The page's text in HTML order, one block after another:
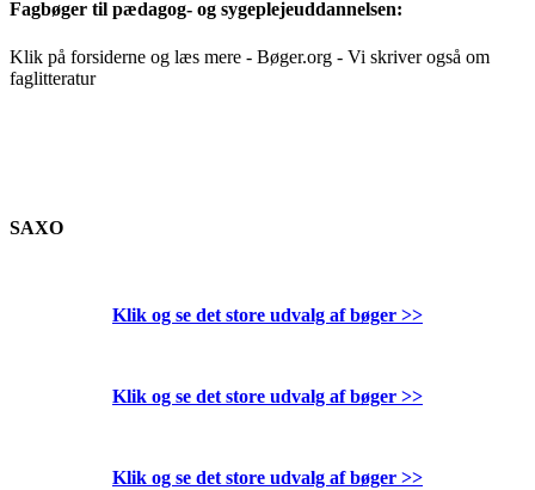
Fagbøger til pædagog- og sygeplejeuddannelsen:
Klik på forsiderne og læs mere - Bøger.org - Vi skriver også om
faglitteratur
SAXO
Klik og se det store udvalg af bøger >>
Klik og se det store udvalg af bøger >>
Klik og se det store udvalg af bøger >>